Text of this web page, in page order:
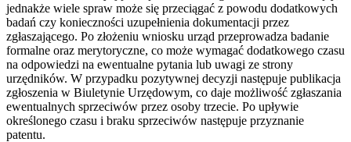
jednakże wiele spraw może się przeciągać z powodu dodatkowych
badań czy konieczności uzupełnienia dokumentacji przez
zgłaszającego. Po złożeniu wniosku urząd przeprowadza badanie
formalne oraz merytoryczne, co może wymagać dodatkowego czasu
na odpowiedzi na ewentualne pytania lub uwagi ze strony
urzędników. W przypadku pozytywnej decyzji następuje publikacja
zgłoszenia w Biuletynie Urzędowym, co daje możliwość zgłaszania
ewentualnych sprzeciwów przez osoby trzecie. Po upływie
określonego czasu i braku sprzeciwów następuje przyznanie
patentu.